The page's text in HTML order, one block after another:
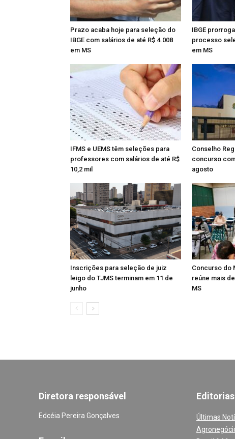
Prazo acaba hoje para seleção do
IBGE com salários de até R$ 4.008
em MS
IBGE
processo
em MS
IFMS e UEMS têm seleções para
professores com salários de até R$
10,2 mil
Conselho
concurso
agosto
Inscrições para seleção de juiz
leigo do TJMS terminam em 11 de
junho
Concurso do
reúne mais
MS
Diretora responsável
Edcéia Pereira Gonçalves
Editorias
Últimas